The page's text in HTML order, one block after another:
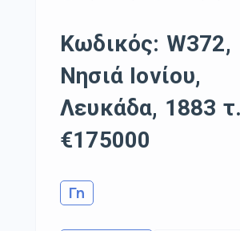
Κωδικός: W372,
Νησιά Ιονίου,
Λευκάδα, 1883
€175000
Γη